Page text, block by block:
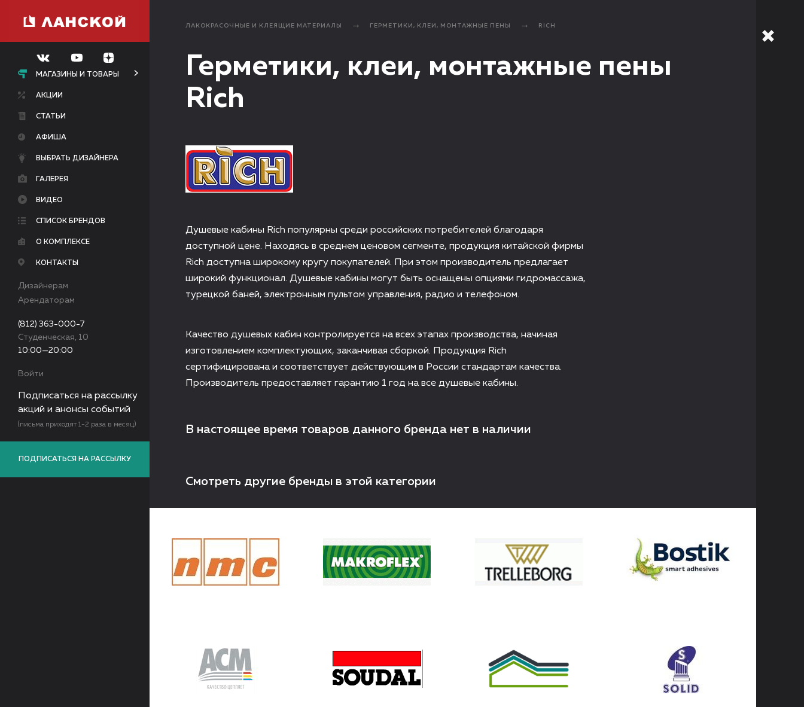
МАГАЗИНЫ И ТОВАРЫ
АКЦИИ
СТАТЬИ
АФИША
ВЫБРАТЬ ДИЗАЙНЕРА
ГАЛЕРЕЯ
ВИДЕО
СПИСОК БРЕНДОВ
О КОМПЛЕКСЕ
КОНТАКТЫ
Дизайнерам
Арендаторам
(812) 363-000-7
Студенческая, 10
10:00—20:00
Войти
Подписаться на рассылку
акций и анонсы событий
(письма приходят 1-2 раза в месяц)
ПОДПИСАТЬСЯ НА РАССЫЛКУ
ЛАКОКРАСОЧНЫЕ И КЛЕЯЩИЕ МАТЕРИАЛЫ ГЕРМЕТИКИ, КЛЕИ, МОНТАЖНЫЕ ПЕНЫ RICH
Герметики, клеи, монтажные пены
Rich
Душевые кабины Rich популярны среди российских потребителей благодаря
доступной цене. Находясь в среднем ценовом сегменте, продукция китайской фирмы
Rich доступна широкому кругу покупателей. При этом производитель предлагает
широкий функционал. Душевые кабины могут быть оснащены опциями гидромассажа,
турецкой баней, электронным пультом управления, радио и телефоном.
Качество душевых кабин контролируется на всех этапах производства, начиная
изготовлением комплектующих, заканчивая сборкой. Продукция Rich
сертифицирована и соответствует действующим в России стандартам качества.
Производитель предоставляет гарантию 1 год на все душевые кабины.
В настоящее время товаров данного бренда нет в наличии
Смотреть другие бренды в этой категории